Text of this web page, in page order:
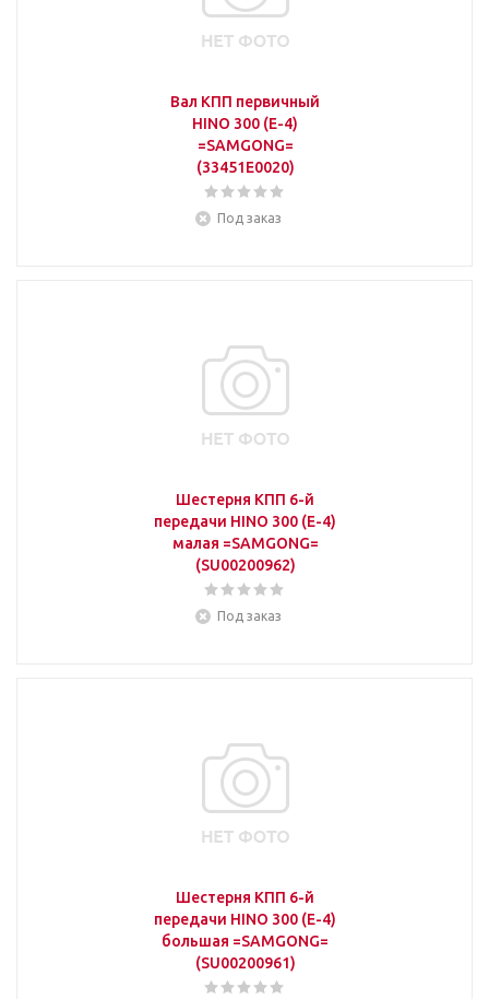
Вал КПП первичный
HINO 300 (E-4)
=SAMGONG=
(33451E0020)
Под заказ
Шестерня КПП 6-й
передачи HINO 300 (E-4)
малая =SAMGONG=
(SU00200962)
Под заказ
Шестерня КПП 6-й
передачи HINO 300 (E-4)
большая =SAMGONG=
(SU00200961)